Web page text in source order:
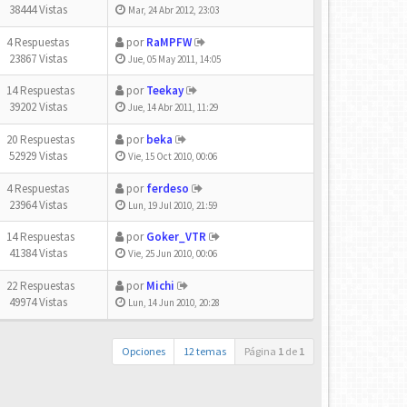
38444 Vistas
Mar, 24 Abr 2012, 23:03
4 Respuestas
23867 Vistas
porRaMPFW
Jue, 05 May 2011, 14:05
14 Respuestas
39202 Vistas
porTeekay
Jue, 14 Abr 2011, 11:29
20 Respuestas
52929 Vistas
porbeka
Vie, 15 Oct 2010, 00:06
4 Respuestas
23964 Vistas
porferdeso
Lun, 19 Jul 2010, 21:59
14 Respuestas
41384 Vistas
porGoker_VTR
Vie, 25 Jun 2010, 00:06
22 Respuestas
49974 Vistas
porMichi
Lun, 14 Jun 2010, 20:28
Opciones 12 temas Página 1 de 1